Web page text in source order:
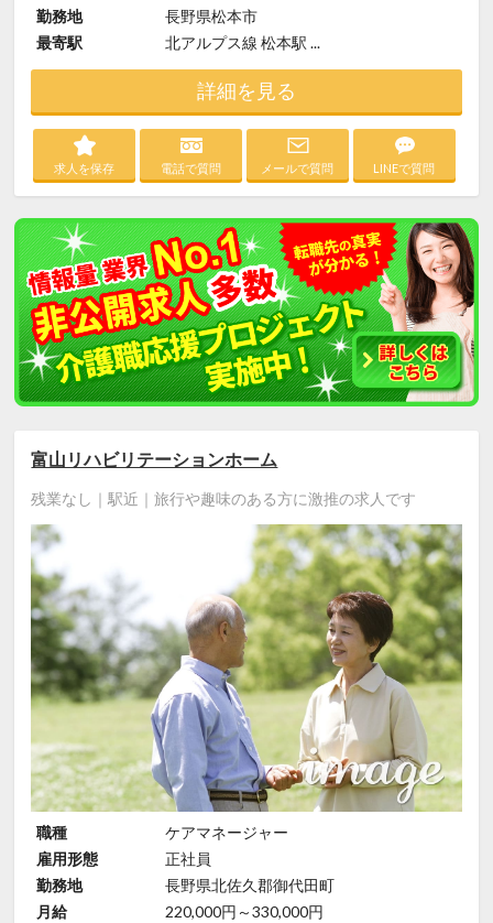
勤務地
長野県松本市
最寄駅
北アルプス線 松本駅 ...
詳細を見る
求人を保存 電話で質問 メールで質問 LINEで質問
富山リハビリテーションホーム
残業なし｜駅近｜旅行や趣味のある方に激推の求人です
職種
ケアマネージャー
雇用形態
正社員
勤務地
長野県北佐久郡御代田町
月給
220,000円～330,000円